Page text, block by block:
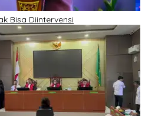
Bisa Diintervensi